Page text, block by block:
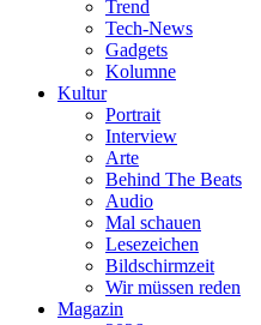
Trend
Tech-News
Gadgets
Kolumne
Kultur
Portrait
Interview
Arte
Behind The Beats
Audio
Mal schauen
Lesezeichen
Bildschirmzeit
Wir müssen reden
Magazin